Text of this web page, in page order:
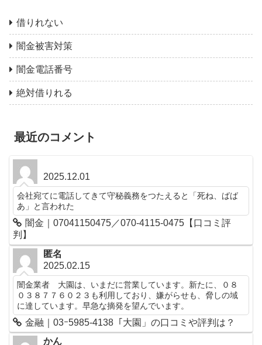
借りれない
闇金被害対策
闇金電話番号
絶対借りれる
最近のコメント
2025.12.01
会社宛てに電話してきて守秘義務をつたえると「死ね、ばば
あ」と言われた
闇金｜07041150475／070-4115-0475【口コミ評
判】
匿名
2025.02.15
闇金業者 大園は、いまだに営業しています。新たに、０８
０３８７７６０２３も利用しており、嫌がらせも、脅しの域
に達しています。早急な摘発を望んでいます。
金融｜03ｰ5985-4138「大園」の口コミや評判は？
かん